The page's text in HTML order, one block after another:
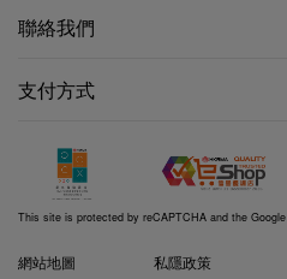
聯絡我們
支付方式
This site is protected by reCAPTCHA and the Google
網站地圖 私隱政策